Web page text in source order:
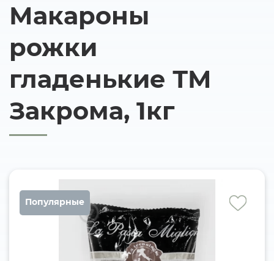
Макароны
рожки
гладенькие ТМ
Закрома, 1кг
Популярные